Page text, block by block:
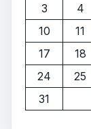
3
4
10
11
17
18
24
25
31